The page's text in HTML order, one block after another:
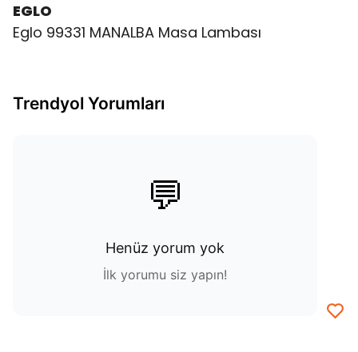
EGLO
Eglo 99331 MANALBA Masa Lambası
Trendyol Yorumları
💬
Henüz yorum yok
İlk yorumu siz yapın!